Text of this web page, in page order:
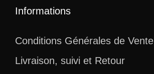
Informations
Conditions Générales de Vente
Livraison, suivi et Retour